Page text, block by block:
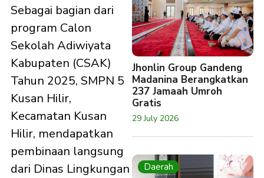
Sebagai bagian dari
program Calon
Sekolah Adiwiyata
Kabupaten (CSAK)
Tahun 2025, SMPN 5
Kusan Hilir,
Kecamatan Kusan
Hilir, mendapatkan
pembinaan langsung
dari Dinas Lingkungan
Jhonlin Group Gandeng
Madanina Berangkatkan
237 Jamaah Umroh
Gratis
29 July 2026
Daerah